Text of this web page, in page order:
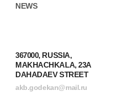
NEWS
367000, RUSSIA,
MAKHACHKALA, 23A
DAHADAEV STREET
akb.godekan@mail.ru